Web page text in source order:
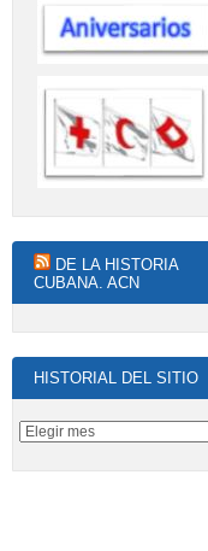
DE LA HISTORIA
CUBANA. ACN
HISTORIAL DEL SITIO